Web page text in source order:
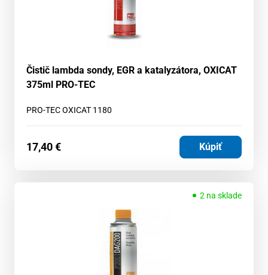
Čistič lambda sondy, EGR a katalyzátora, OXICAT
375ml PRO-TEC
PRO-TEC OXICAT 1180
17,40€ Kúpiť
2 na sklade